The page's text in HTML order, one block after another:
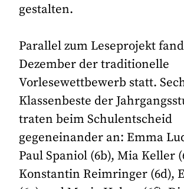
gestalten.
Parallel zum Leseprojekt
Dezember der traditionelle
Vorlesewettbewerb statt.
Klassenbeste der
traten beim Schulentscheid
gegeneinander an: Emma
Paul Spaniol (6b), Mia Keller
Konstantin Reimringer (6d),